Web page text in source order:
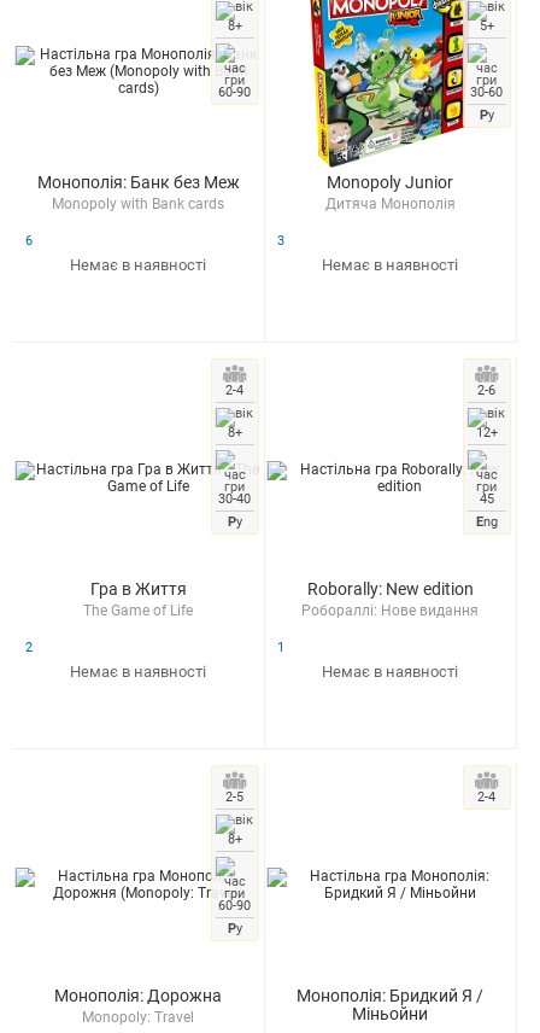
Монополія: Банк без Меж
Monopoly with Bank cards
8+
60-90
6
Немає в наявності
Monopoly Junior
Дитяча Монополія
5+
30-60
Ру
3
Немає в наявності
Гра в Життя
The Game of Life
2-4
8+
30-40
Ру
2
Немає в наявності
Roborally: New edition
Робораллі: Нове видання
2-6
12+
45
Eng
1
Немає в наявності
Монополія: Дорожна
Monopoly: Travel
2-5
8+
60-90
Ру
Монополія: Бридкий Я /
Міньойни
2-4